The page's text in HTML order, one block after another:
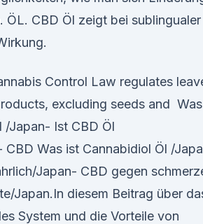
ÖL. CBD Öl zeigt bei sublingualer
Control Law regulates
excluding seeds and Was
/Japan- Ist CBD Öl
Was ist Cannabidiol Öl /
Japan- CBD gegen
Japan.In diesem Beitrag über
System und die Vorteile von